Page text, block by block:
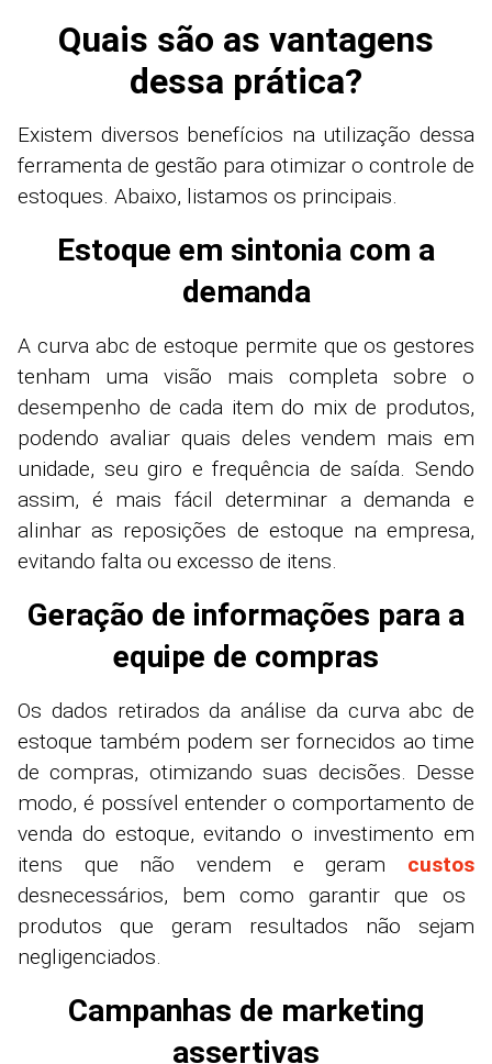
Quais são as vantagens
dessa prática?
Existem diversos benefícios na utilização dessa
ferramenta de gestão para otimizar o controle de
estoques. Abaixo, listamos os principais.
Estoque em sintonia com a
demanda
A curva abc de estoque permite que os gestores
tenham uma visão mais completa sobre o
desempenho de cada item do mix de produtos,
podendo avaliar quais deles vendem mais em
unidade, seu giro e frequência de saída. Sendo
assim, é mais fácil determinar a demanda e
alinhar as reposições de estoque na empresa,
evitando falta ou excesso de itens.
Geração de informações para a
equipe de compras
Os dados retirados da análise da curva abc de
estoque também podem ser fornecidos ao time
de compras, otimizando suas decisões. Desse
modo, é possível entender o comportamento de
venda do estoque, evitando o investimento em
itens que não vendem e geram custos
desnecessários, bem como garantir que os
produtos que geram resultados não sejam
negligenciados.
Campanhas de marketing
assertivas